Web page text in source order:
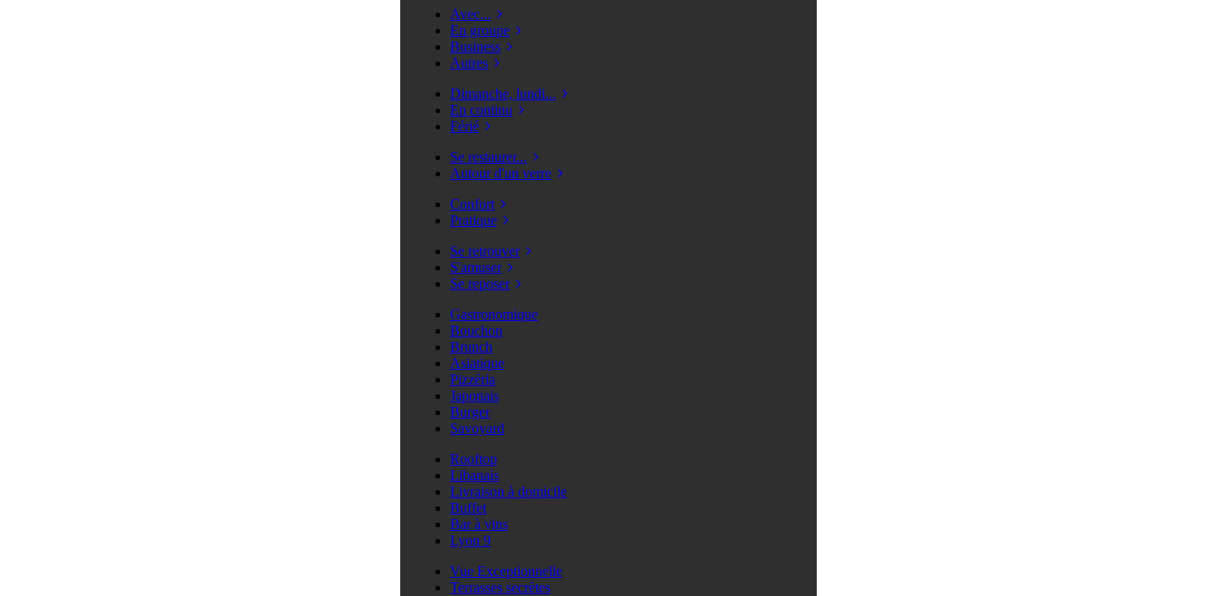
Avec...
En groupe
Business
Autres
Dimanche, lundi...
En continu
Férié
Se restaurer...
Autour d'un verre
Confort
Pratique
Se retrouver
S'amuser
Se reposer
Gastronomique
Bouchon
Brunch
Asiatique
Pizzéria
Japonais
Burger
Savoyard
Rooftop
Libanais
Livraison à domicile
Buffet
Bar à vins
Lyon 9
Vue Exceptionnelle
Terrasses secrètes